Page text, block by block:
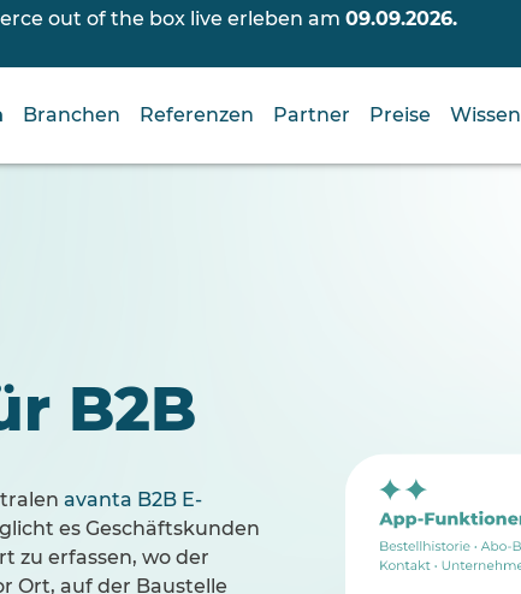
out of the box live erleben am 09.09.2026.
Branchen Referenzen Partner Preise Wissen
B2B
avanta B2B E-
es Geschäftskunden
zu erfassen, wo der
Ort, auf der Baustelle